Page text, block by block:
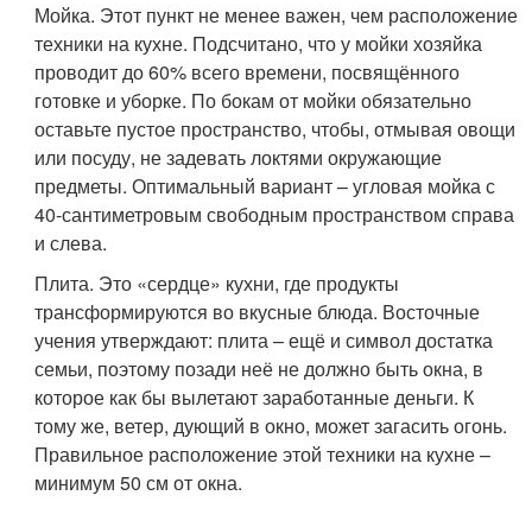
Мойка. Этот пункт не менее важен, чем расположение
техники на кухне. Подсчитано, что у мойки хозяйка
проводит до 60% всего времени, посвящённого
готовке и уборке. По бокам от мойки обязательно
оставьте пустое пространство, чтобы, отмывая овощи
или посуду, не задевать локтями окружающие
предметы. Оптимальный вариант – угловая мойка с
40-сантиметровым свободным пространством справа
и слева.
Плита. Это «сердце» кухни, где продукты
трансформируются во вкусные блюда. Восточные
учения утверждают: плита – ещё и символ достатка
семьи, поэтому позади неё не должно быть окна, в
которое как бы вылетают заработанные деньги. К
тому же, ветер, дующий в окно, может загасить огонь.
Правильное расположение этой техники на кухне –
минимум 50 см от окна.